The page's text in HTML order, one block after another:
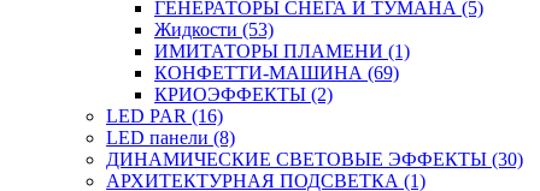
ГЕНЕРАТОРЫ СНЕГА И ТУМАНА (5)
Жидкости (53)
ИМИТАТОРЫ ПЛАМЕНИ (1)
КОНФЕТТИ-МАШИНА (69)
КРИОЭФФЕКТЫ (2)
LED PAR (16)
LED панели (8)
ДИНАМИЧЕСКИЕ СВЕТОВЫЕ ЭФФЕКТЫ (30)
АРХИТЕКТУРНАЯ ПОДСВЕТКА (1)